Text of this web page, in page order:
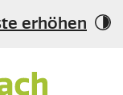
erhöhen